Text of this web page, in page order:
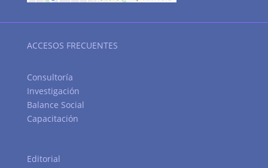
ACCESOS FRECUENTES
Consultoría
Investigación
Balance Social
Capacitación
Editorial